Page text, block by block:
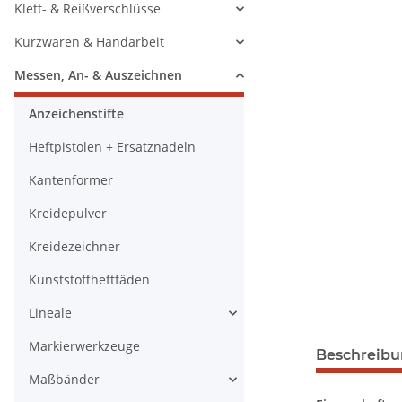
Klett- & Reißverschlüsse
Kurzwaren & Handarbeit
Messen, An- & Auszeichnen
Anzeichenstifte
Heftpistolen + Ersatznadeln
Kantenformer
Kreidepulver
Kreidezeichner
Kunststoffheftfäden
Lineale
Markierwerkzeuge
Maßbänder